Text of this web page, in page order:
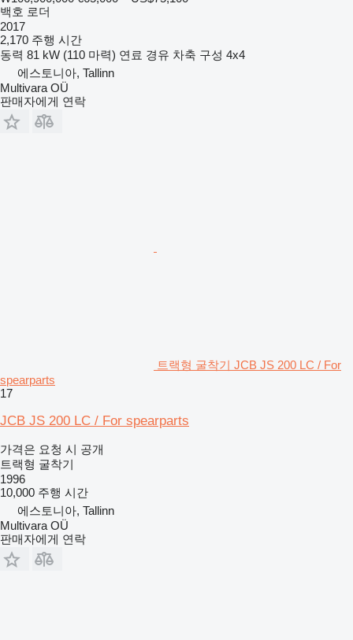
백호 로더
2017
2,170 주행 시간
동력 81 kW (110 마력) 연료 경유 차축 구성 4x4
에스토니아, Tallinn
Multivara OÜ
판매자에게 연락
트랙형 굴착기 JCB JS 200 LC / For
spearparts
17
JCB JS 200 LC / For spearparts
가격은 요청 시 공개
트랙형 굴착기
1996
10,000 주행 시간
에스토니아, Tallinn
Multivara OÜ
판매자에게 연락